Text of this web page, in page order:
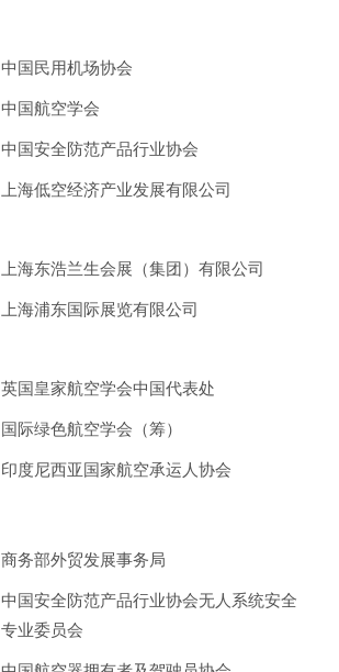
中国民用机场协会
中国航空学会
中国安全防范产品行业协会
上海低空经济产业发展有限公司
上海东浩兰生会展（集团）有限公司
上海浦东国际展览有限公司
英国皇家航空学会中国代表处
国际绿色航空学会（筹）
印度尼西亚国家航空承运人协会
商务部外贸发展事务局
中国安全防范产品行业协会无人系统安全
专业委员会